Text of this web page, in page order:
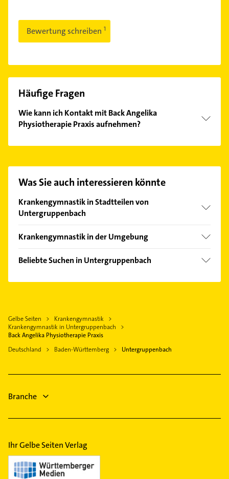
Bewertung schreiben
Häufige Fragen
Wie kann ich Kontakt mit Back Angelika
Physiotherapie Praxis aufnehmen?
Hier finden Sie alleKontaktdaten
Was Sie auch interessieren könnte
Krankengymnastik in Stadtteilen von
Untergruppenbach
Unterheinriet
Krankengymnastik in der Umgebung
Ilsfeld
Heilbronn Neckar
Kirchheim am Neckar
Neckarsulm
Beliebte Suchen in Untergruppenbach
Putzfrau
Gebäudereinigung
Steuerberater
Arzt
Gelbe Seiten
Krankengymnastik
Krankengymnastik in Untergruppenbach
Back Angelika Physiotherapie Praxis
Deutschland
Baden-Württemberg Untergruppenbach
Branche
Ihr Gelbe Seiten Verlag